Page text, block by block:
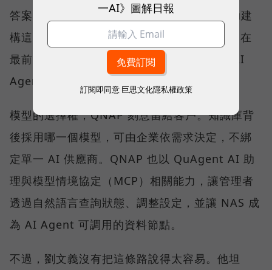
答案。QNAP 以 Qsirch 的語意搜尋能力協助建
構這類應用，協助企業建立私有知識庫；而走在
最前面的少數企業，則已經嘗試地端推論與 AI
Agent。
模型的選擇權，QNAP 刻意留給客戶。知識庫背
後採用哪一個模型，可由企業依需求決定，不綁
定單一 AI 供應商。QNAP 也以 QuAgent AI 助
理與模型情境協定（MCP）相關能力，讓管理者
透過自然語言查詢狀態、調整設定，並讓 NAS 成
為 AI Agent 可調用的資料節點。
不過，劉文義沒有把這條路說得太容易。他坦
一AI》圖解日報
訂閱即同意 巨思文化隱私權政策